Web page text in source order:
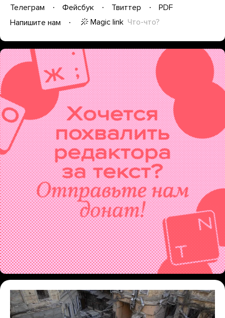
Телеграм Фейсбук Твиттер
PDF
Напишите нам
Magic link Что-что?